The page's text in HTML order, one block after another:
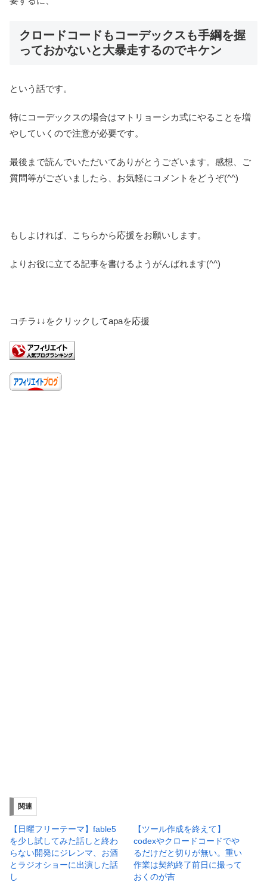
クロードコードもコーデックスも手綱を握
っておかないと大暴走するのでキケン
という話です。
特にコーデックスの場合はマトリョーシカ式にやることを増
やしていくので注意が必要です。
最後まで読んでいただいてありがとうございます。感想、ご
質問等がございましたら、お気軽にコメントをどうぞ(^^)
もしよければ、こちらから応援をお願いします。
よりお役に立てる記事を書けるようがんばれます(^^)
コチラ↓↓をクリックしてapaを応援
関連
【日曜フリーテーマ】fable5
を少し試してみた話しと終わ
らない開発にジレンマ、お酒
とラジオショーに出演した話
し
【ツール作成を終えて】
codexやクロードコードでや
るだけだと切りが無い。重い
作業は契約終了前日に撮って
おくのが吉